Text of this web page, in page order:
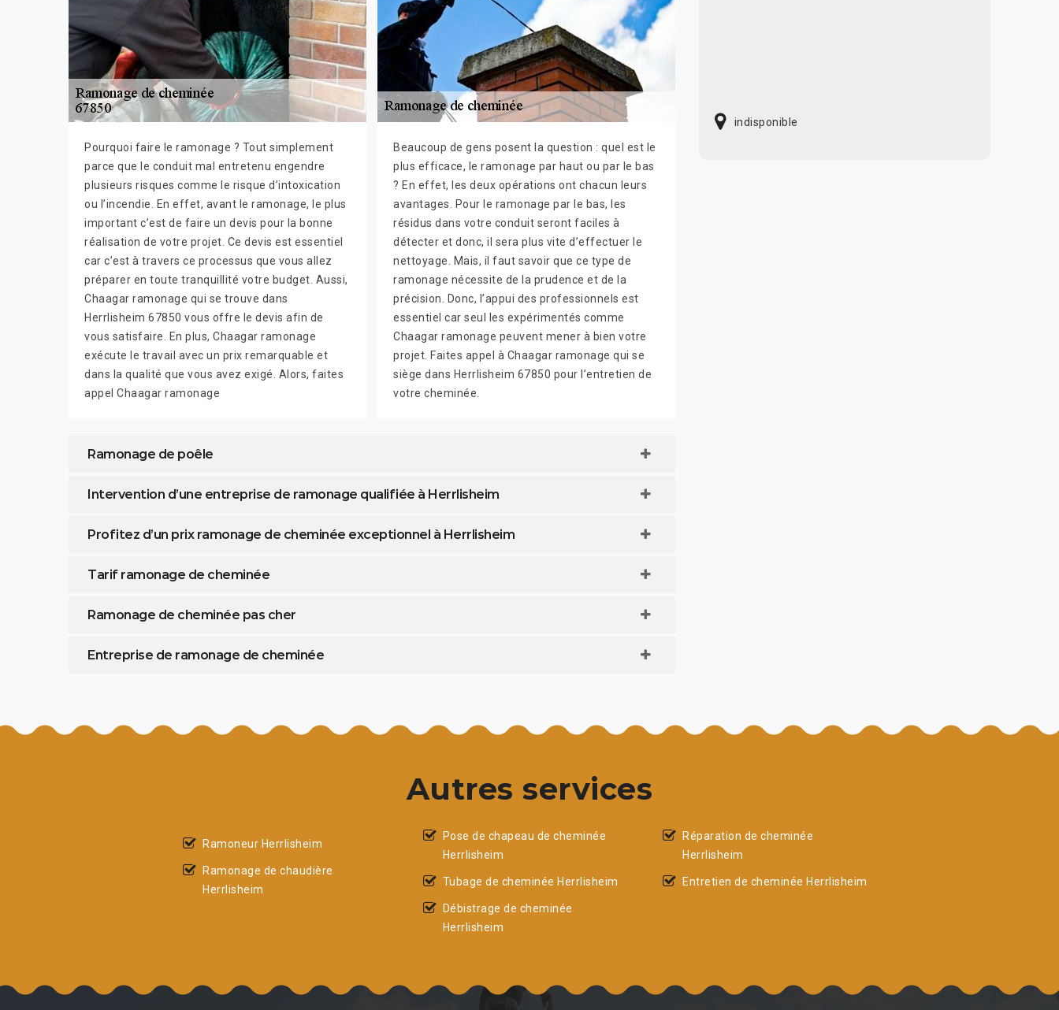
Pourquoi faire le ramonage ? Tout simplement
parce que le conduit mal entretenu engendre
plusieurs risques comme le risque d’intoxication
ou l’incendie. En effet, avant le ramonage, le plus
important c’est de faire un devis pour la bonne
réalisation de votre projet. Ce devis est essentiel
car c’est à travers ce processus que vous allez
préparer en toute tranquillité votre budget. Aussi,
Chaagar ramonage qui se trouve dans
Herrlisheim 67850 vous offre le devis afin de
vous satisfaire. En plus, Chaagar ramonage
exécute le travail avec un prix remarquable et
dans la qualité que vous avez exigé. Alors, faites
appel Chaagar ramonage
Beaucoup de gens posent la question : quel est le
plus efficace, le ramonage par haut ou par le bas
? En effet, les deux opérations ont chacun leurs
avantages. Pour le ramonage par le bas, les
résidus dans votre conduit seront faciles à
détecter et donc, il sera plus vite d’effectuer le
nettoyage. Mais, il faut savoir que ce type de
ramonage nécessite de la prudence et de la
précision. Donc, l’appui des professionnels est
essentiel car seul les expérimentés comme
Chaagar ramonage peuvent mener à bien votre
projet. Faites appel à Chaagar ramonage qui se
siège dans Herrlisheim 67850 pour l’entretien de
votre cheminée.
Ramonage de poêle
Intervention d’une entreprise de ramonage qualifiée à Herrlisheim
Profitez d’un prix ramonage de cheminée exceptionnel à Herrlisheim
Tarif ramonage de cheminée
Ramonage de cheminée pas cher
Entreprise de ramonage de cheminée
indisponible
Autres services
Ramoneur Herrlisheim
Ramonage de chaudière
Herrlisheim
Pose de chapeau de cheminée
Herrlisheim
Tubage de cheminée Herrlisheim
Débistrage de cheminée
Herrlisheim
Réparation de cheminée
Herrlisheim
Entretien de cheminée Herrlisheim